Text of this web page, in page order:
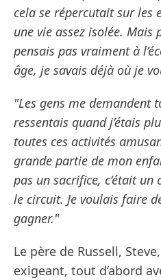
cela se répercutait sur les
une vie assez isolée. Mais
pensais pas vraiment à
âge, je savais déjà où je
"Les gens me demandent
ressentais quand j’étais
toutes ces activités
grande partie de mon
pas un sacrifice, c’était un
le circuit. Je voulais faire
gagner."
Le père de Russell,
exigeant, tout d’abord